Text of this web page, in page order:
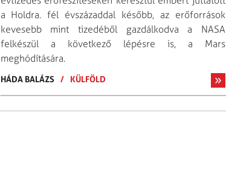
a Holdra. fél évszázaddal később, az erőforrások
kevesebb mint tizedéből gazdálkodva a NASA
felkészül a következő lépésre is, a Mars
meghódítására.
HÁDA BALÁZS / KÜLFÖLD